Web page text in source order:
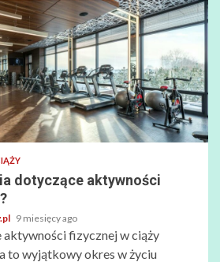
dotyczące aktywności
9 miesięcy ago
aktywności fizycznej w ciąży
to wyjątkowy okres w życiu